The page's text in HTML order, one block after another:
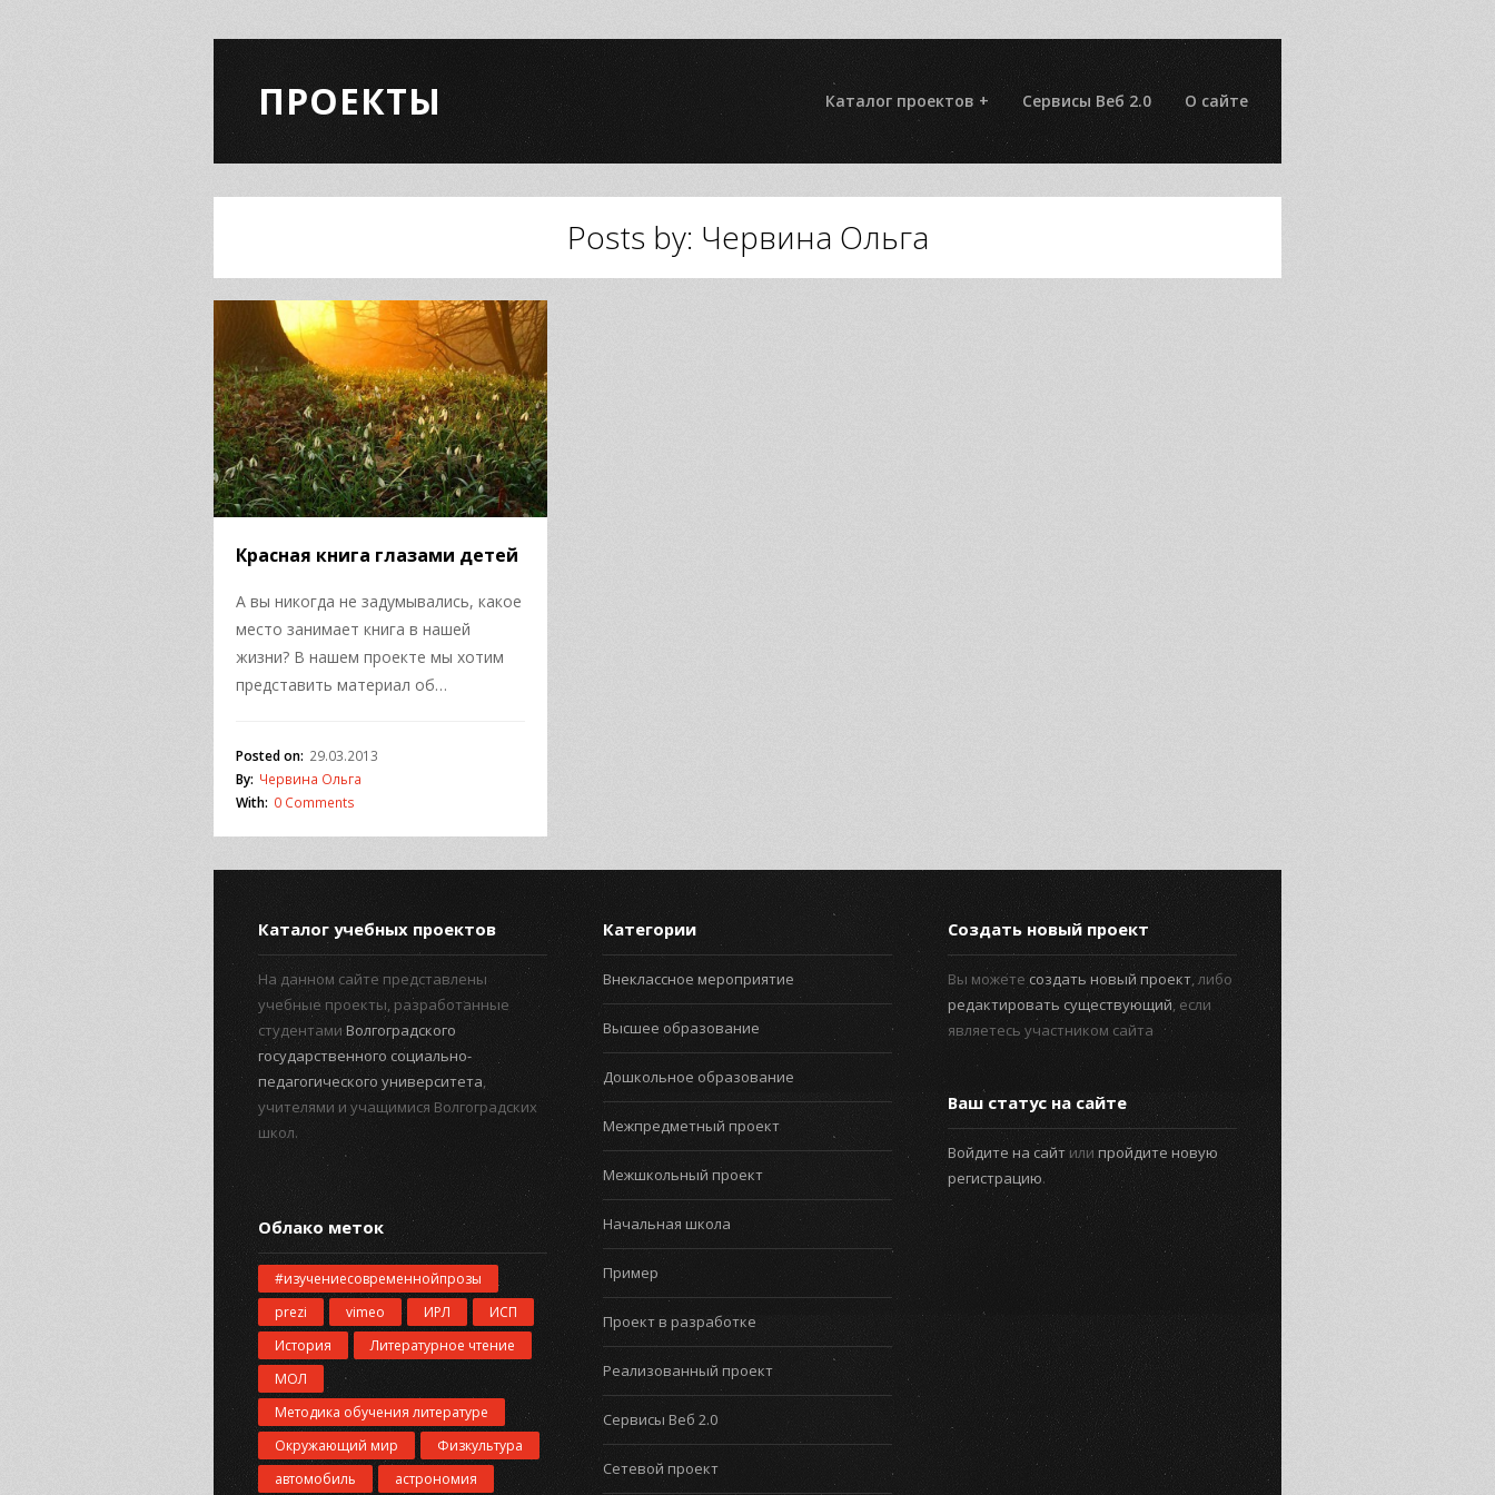
ПРОЕКТЫ Каталог проектов + Сервисы Веб 2.0 О сайте
Posts by: Червина Ольга
Красная книга глазами детей
А вы никогда не задумывались, какое
место занимает книга в нашей
жизни? В нашем проекте мы хотим
представить материал об…
Posted on: 29.03.2013
By: Червина Ольга
With: 0 Comments
Каталог учебных проектов
На данном сайте представлены
учебные проекты, разработанные
студентамиВолгоградского
государственного социально-
педагогического университета,
учителями и учащимися Волгоградских
школ.
Облако меток
#изучениесовременнойпрозы
prezi
vimeo ИРЛ
ИСП
История
Литературное чтение
МОЛ
Методика обучения литературе
Окружающий мир
Физкультура
автомобиль
астрономия
Категории
Внеклассное мероприятие
Высшее образование
Дошкольное образование
Межпредметный проект
Межшкольный проект
Начальная школа
Пример
Проект в разработке
Реализованный проект
Сервисы Веб 2.0
Сетевой проект
Создать новый проект
Вы можете создать новый проект, либо
редактировать существующий, если
являетесь участником сайта
Ваш статус на сайте
Войдите на сайт или пройдите новую
регистрацию.